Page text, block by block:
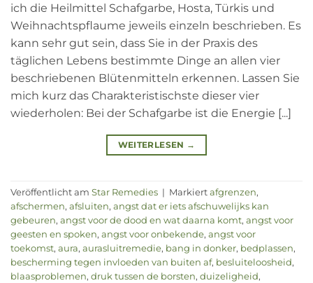
ich die Heilmittel Schafgarbe, Hosta, Türkis und
Weihnachtspflaume jeweils einzeln beschrieben. Es
kann sehr gut sein, dass Sie in der Praxis des
täglichen Lebens bestimmte Dinge an allen vier
beschriebenen Blütenmitteln erkennen. Lassen Sie
mich kurz das Charakteristischste dieser vier
wiederholen: Bei der Schafgarbe ist die Energie [...]
WEITERLESEN →
Veröffentlicht am Star Remedies | Markiert afgrenzen,
afschermen, afsluiten, angst dat er iets afschuwelijks kan
gebeuren, angst voor de dood en wat daarna komt, angst voor
geesten en spoken, angst voor onbekende, angst voor
toekomst, aura, aurasluitremedie, bang in donker, bedplassen,
bescherming tegen invloeden van buiten af, besluiteloosheid,
blaasproblemen, druk tussen de borsten, duizeligheid,